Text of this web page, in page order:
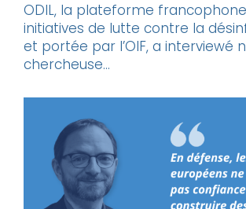
ODIL, la plateforme
initiatives de lutte contre la
et portée par l’OIF, a interviewé
chercheuse...